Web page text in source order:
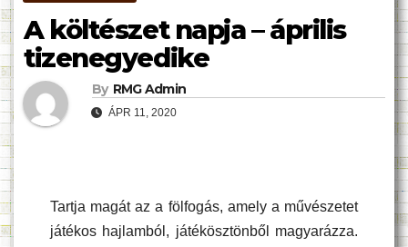
A költészet napja – április
tizenegyedike
By RMG Admin
ÁPR 11, 2020
Tartja magát az a fölfogás, amely a művészetet
játékos hajlamból, játékösztönből magyarázza.